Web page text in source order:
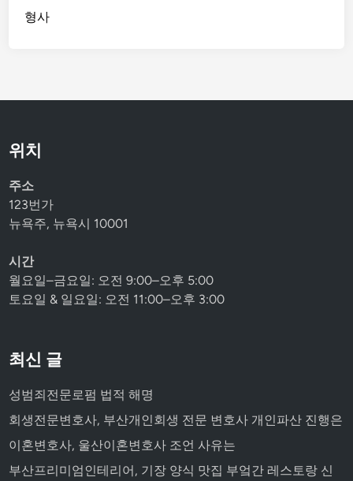
형사
위치
주소
123번가
뉴욕주, 뉴욕시 10001
시간
월요일–금요일: 오전 9:00–오후 5:00
토요일 & 일요일: 오전 11:00–오후 3:00
최신 글
성범죄전문로펌 법적 해명
회생전문변호사, 부산개인회생 전문 변호사 개인파산 진행은
이혼변호사, 울산이혼변호사 조언 사유는
부산프리미엄인테리어, 기장 양식 맛집 부엌간 레스토랑 신